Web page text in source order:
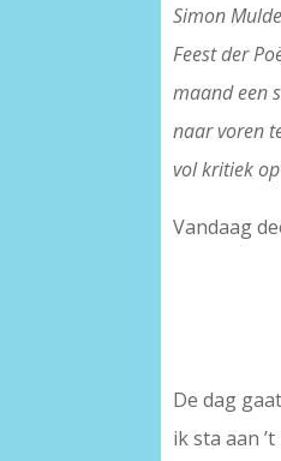
Simon
Feest der
maand een
naar voren
vol kritiek
Vandaag
De dag
ik sta aan